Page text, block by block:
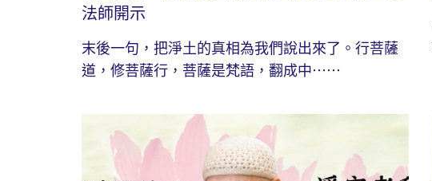
法師開示
末後一句，把淨土的真相為我們說出來了。行菩薩
道，修菩薩行，菩薩是梵語，翻成中⋯⋯